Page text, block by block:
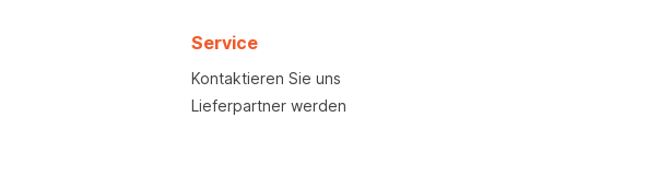
Service
Kontaktieren Sie uns
Lieferpartner werden